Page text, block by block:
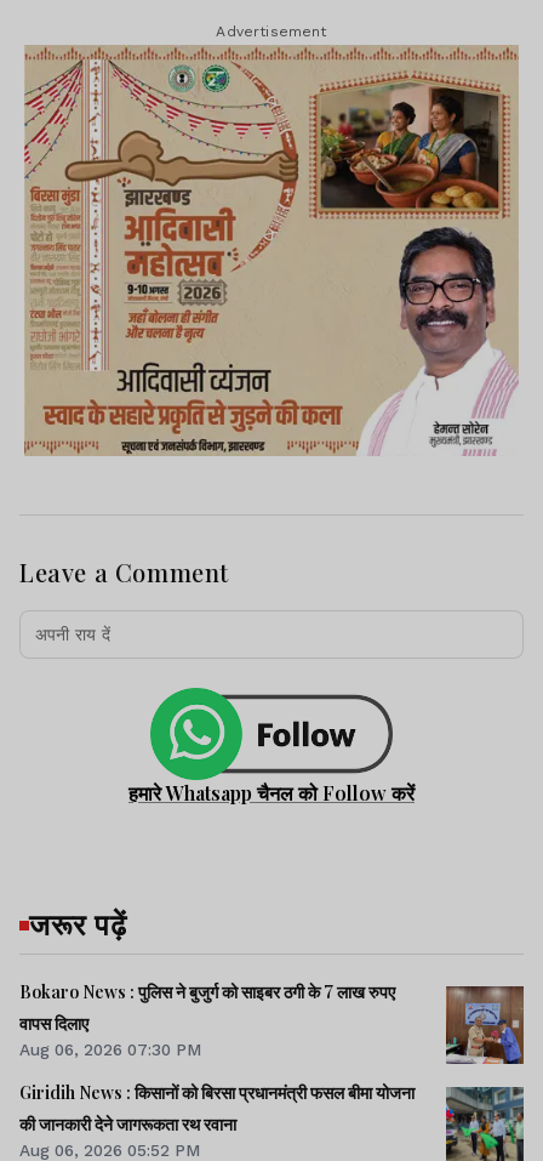
Advertisement
Leave a Comment
हमारे Whatsapp चैनल को Follow करें
जरूर पढ़ें
Bokaro News : पुलिस ने बुजुर्ग को साइबर ठगी के 7 लाख रुपए
वापस दिलाए
Aug 06, 2026 07:30 PM
Giridih News : किसानों को बिरसा प्रधानमंत्री फसल बीमा योजना
की जानकारी देने जागरूकता रथ रवाना
Aug 06, 2026 05:52 PM